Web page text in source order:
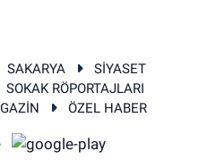
SAKARYA
SİYASET
SOKAK RÖPORTAJLARI
ÖZEL HABER